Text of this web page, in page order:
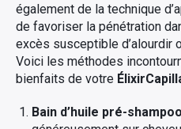
également de la technique
de favoriser la pénétration
excès susceptible d’alourdir
Voici les méthodes
bienfaits de votre
Bain d’huile pré-